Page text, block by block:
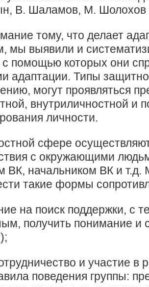
В. Шаламов, М. Шолохов
тому, что делает
мы выявили и
с помощью которых они
адаптации. Типы
могут проявляться
внутриличностной и
личности.
сфере
с окружающими
ВК, начальником ВК и
такие формы
на поиск поддержки, с
получить понимание и
и участие в
поведения группы: